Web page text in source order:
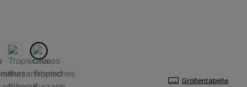
Größentabelle